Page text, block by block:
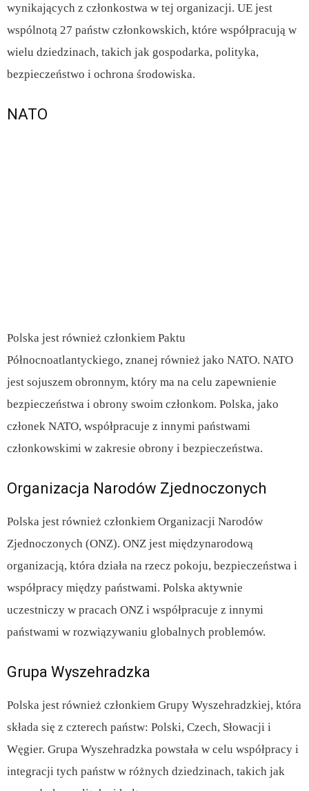
wynikających z członkostwa w tej organizacji. UE jest
wspólnotą 27 państw członkowskich, które współpracują w
wielu dziedzinach, takich jak gospodarka, polityka,
bezpieczeństwo i ochrona środowiska.
NATO
Polska jest również członkiem Paktu
Północnoatlantyckiego, znanej również jako NATO. NATO
jest sojuszem obronnym, który ma na celu zapewnienie
bezpieczeństwa i obrony swoim członkom. Polska, jako
członek NATO, współpracuje z innymi państwami
członkowskimi w zakresie obrony i bezpieczeństwa.
Organizacja Narodów Zjednoczonych
Polska jest również członkiem Organizacji Narodów
Zjednoczonych (ONZ). ONZ jest międzynarodową
organizacją, która działa na rzecz pokoju, bezpieczeństwa i
współpracy między państwami. Polska aktywnie
uczestniczy w pracach ONZ i współpracuje z innymi
państwami w rozwiązywaniu globalnych problemów.
Grupa Wyszehradzka
Polska jest również członkiem Grupy Wyszehradzkiej, która
składa się z czterech państw: Polski, Czech, Słowacji i
Węgier. Grupa Wyszehradzka powstała w celu współpracy i
integracji tych państw w różnych dziedzinach, takich jak